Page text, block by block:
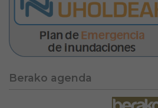
Berako agenda